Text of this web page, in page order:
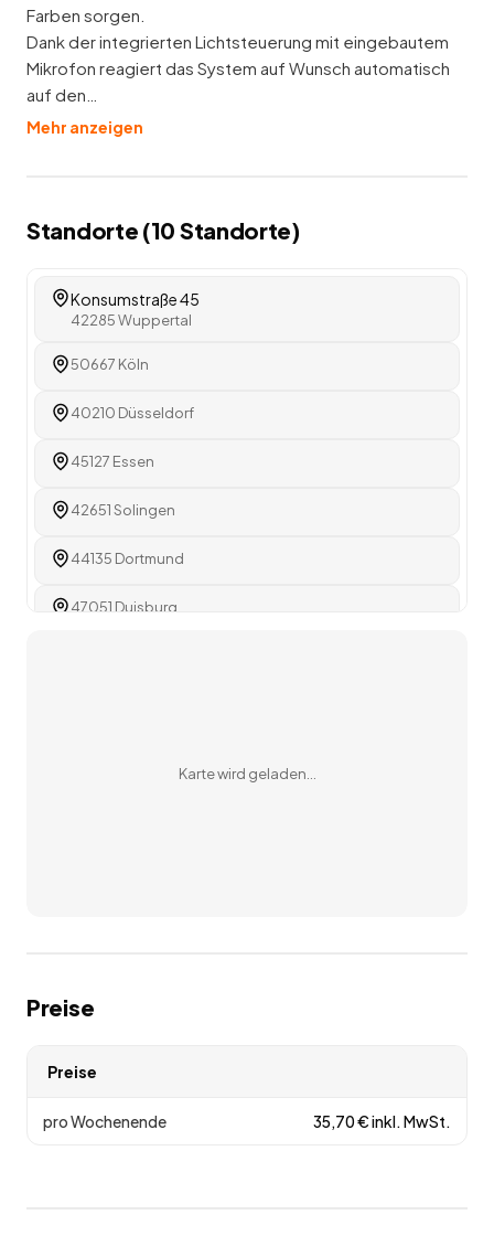
Farben sorgen.
Dank der integrierten Lichtsteuerung mit eingebautem
Mikrofon reagiert das System auf Wunsch automatisch
auf den…
Mehr anzeigen
Standorte (10 Standorte)
Konsumstraße 45
42285 Wuppertal
50667 Köln
40210 Düsseldorf
45127 Essen
42651 Solingen
44135 Dortmund
47051 Duisburg
Karte wird geladen…
Preise
Preise
pro Wochenende 35,70€inkl. MwSt.